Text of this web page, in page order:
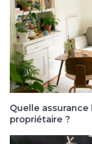
Quelle
propriétaire ?